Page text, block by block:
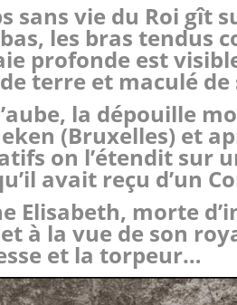
sans vie du Roi gît
les bras tendus
profonde est
terre et maculé de
la dépouille
(Bruxelles) et
on l’étendit sur
avait reçu d’un
Elisabeth, morte
à la vue de son
et la torpeur…